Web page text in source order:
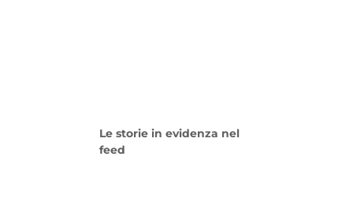
Le storie in evidenza nel
feed